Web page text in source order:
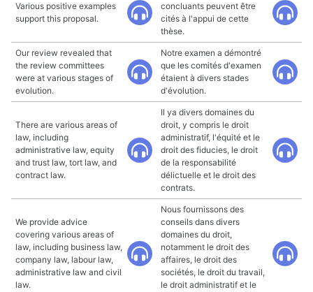
Various positive examples
support this proposal.
concluants peuvent être
cités à l'appui de cette
thèse.
Our review revealed that
the review committees
were at various stages of
evolution.
Notre examen a démontré
que les comités d'examen
étaient à divers stades
d'évolution.
There are various areas of
law, including
administrative law, equity
and trust law, tort law, and
contract law.
Il ya divers domaines du
droit, y compris le droit
administratif, l'équité et le
droit des fiducies, le droit
de la responsabilité
délictuelle et le droit des
contrats.
We provide advice
covering various areas of
law, including business law,
company law, labour law,
administrative law and civil
law.
Nous fournissons des
conseils dans divers
domaines du droit,
notamment le droit des
affaires, le droit des
sociétés, le droit du travail,
le droit administratif et le